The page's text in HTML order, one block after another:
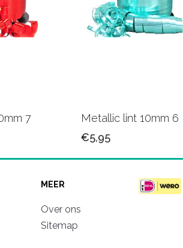
7
Metallic lint 10mm 6
€5,95
MEER
Over ons
Sitemap